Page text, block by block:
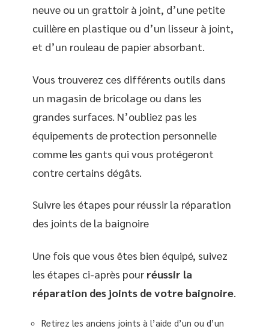
neuve ou un grattoir à joint, d’une petite
cuillère en plastique ou d’un lisseur à joint,
et d’un rouleau de papier absorbant.
Vous trouverez ces différents outils dans
un magasin de bricolage ou dans les
grandes surfaces. N’oubliez pas les
équipements de protection personnelle
comme les gants qui vous protégeront
contre certains dégâts.
Suivre les étapes pour réussir la réparation
des joints de la baignoire
Une fois que vous êtes bien équipé, suivez
les étapes ci-après pour réussir la
réparation des joints de votre baignoire
Retirez les anciens joints à l’aide d’un ou d’un